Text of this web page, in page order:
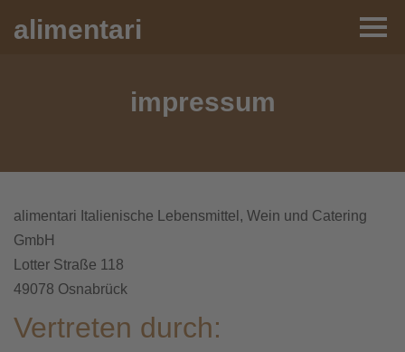
alimentari
impressum
alimentari Italienische Lebensmittel, Wein und Catering
GmbH
Lotter Straße 118
49078 Osnabrück
Vertreten durch: